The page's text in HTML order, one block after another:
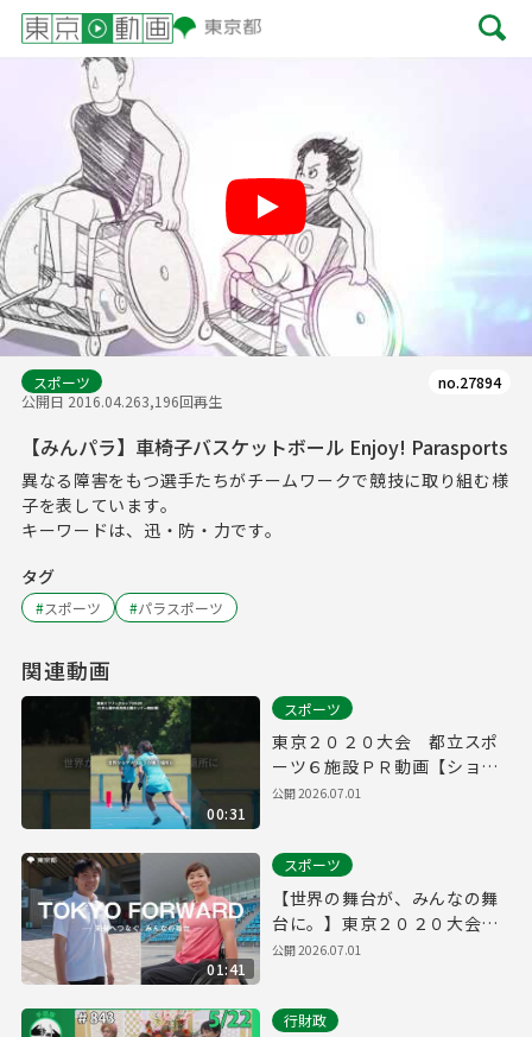
Play
スポーツ
公開日 2016.04.263,196回再生
no.27894
【みんパラ】車椅子バスケットボール Enjoy! Parasports
異なる障害をもつ選手たちがチームワークで競技に取り組む様
子を表しています。
キーワードは、迅・防・力です。
タグ
#スポーツ #パラスポーツ
関連動画
00:31
スポーツ
東京２０２０大会 都立スポ
ーツ６施設ＰＲ動画【ショー
ト】
公開2026.07.01
01:41
スポーツ
【世界の舞台が、みんなの舞
台に。】東京２０２０大会
都立スポーツ６施設ＰＲ動画
公開2026.07.01
行財政